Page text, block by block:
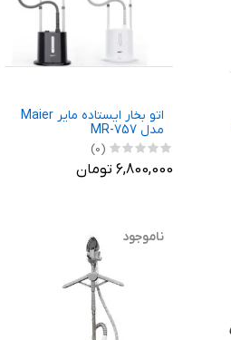
اتو بخار ایستاده مایر Maier
مدل MR-757
(0)
6,800,000 تومان
ناموجود